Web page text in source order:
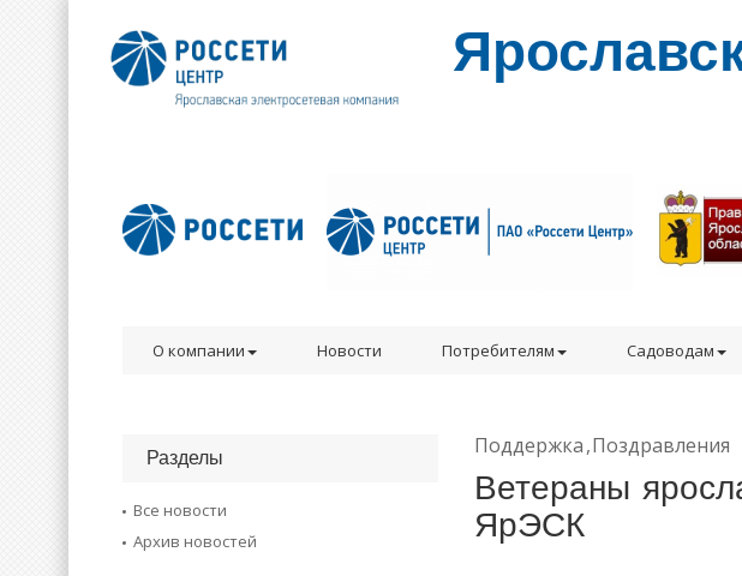
О компании Новости Потребителям Садоводам
Поддержка Поздравления
Ветераны
ЯрЭСК
Разделы
Все новости
Архив новостей